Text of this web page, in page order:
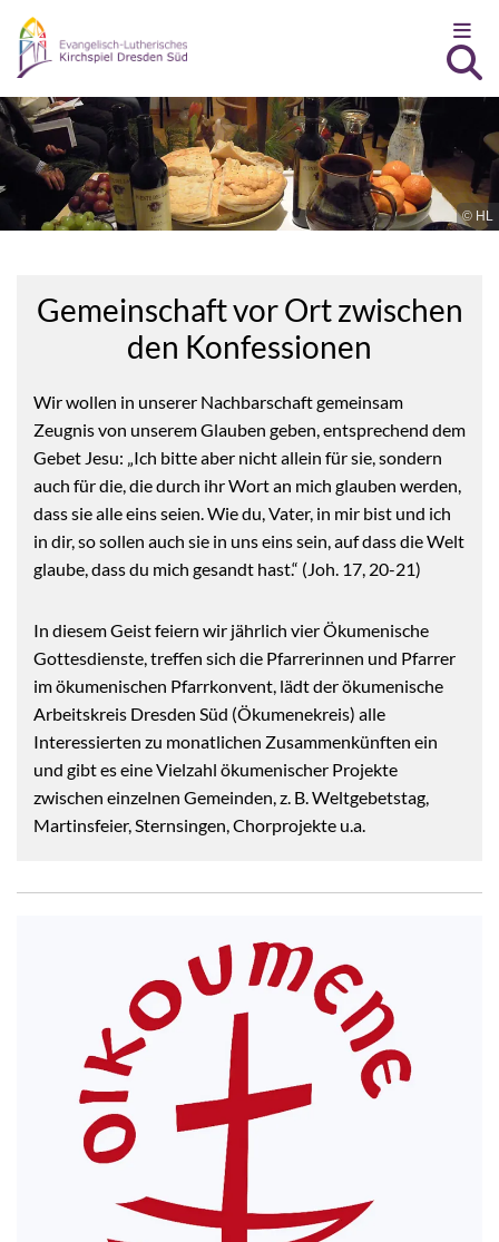
Zum Inhalt springen
© HL
Gemeinschaft vor Ort zwischen
den Konfessionen
Wir wollen in unserer Nachbarschaft gemeinsam
Zeugnis von unserem Glauben geben, entsprechend dem
Gebet Jesu: „Ich bitte aber nicht allein für sie, sondern
auch für die, die durch ihr Wort an mich glauben werden,
dass sie alle eins seien. Wie du, Vater, in mir bist und ich
in dir, so sollen auch sie in uns eins sein, auf dass die Welt
glaube, dass du mich gesandt hast.“ (Joh. 17, 20-21)
In diesem Geist feiern wir jährlich vier Ökumenische
Gottesdienste, treffen sich die Pfarrerinnen und Pfarrer
im ökumenischen Pfarrkonvent, lädt der ökumenische
Arbeitskreis Dresden Süd (Ökumenekreis) alle
Interessierten zu monatlichen Zusammenkünften ein
und gibt es eine Vielzahl ökumenischer Projekte
zwischen einzelnen Gemeinden, z. B. Weltgebetstag,
Martinsfeier, Sternsingen, Chorprojekte u.a.